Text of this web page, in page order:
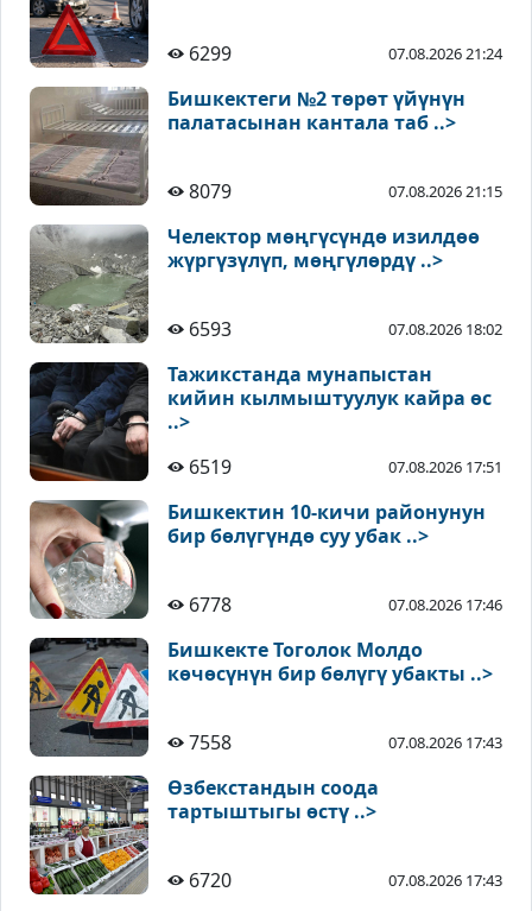
6299 07.08.2026 21:24
Бишкектеги №2 төрөт үйүнүн
палатасынан кантала таб ..>
8079 07.08.2026 21:15
Челектор мөңгүсүндө изилдөө
жүргүзүлүп, мөңгүлөрдү ..>
6593 07.08.2026 18:02
Тажикстанда мунапыстан
кийин кылмыштуулук кайра өс
..>
6519
07.08.2026 17:51
Бишкектин 10-кичи районунун
бир бөлүгүндө суу убак ..>
6778 07.08.2026 17:46
Бишкекте Тоголок Молдо
көчөсүнүн бир бөлүгү убакты ..>
7558 07.08.2026 17:43
Өзбекстандын соода
тартыштыгы өстү ..>
6720 07.08.2026 17:43